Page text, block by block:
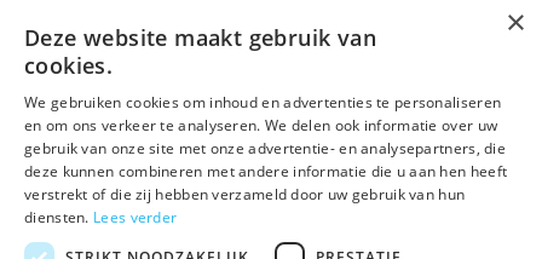
aanbiedingen.
Abonneer
×
Deze website maakt gebruik van
cookies.
We gebruiken cookies om inhoud en advertenties te personaliseren
en om ons verkeer te analyseren. We delen ook informatie over uw
gebruik van onze site met onze advertentie- en analysepartners, die
deze kunnen combineren met andere informatie die u aan hen heeft
verstrekt of die zij hebben verzameld door uw gebruik van hun
diensten. Lees verder